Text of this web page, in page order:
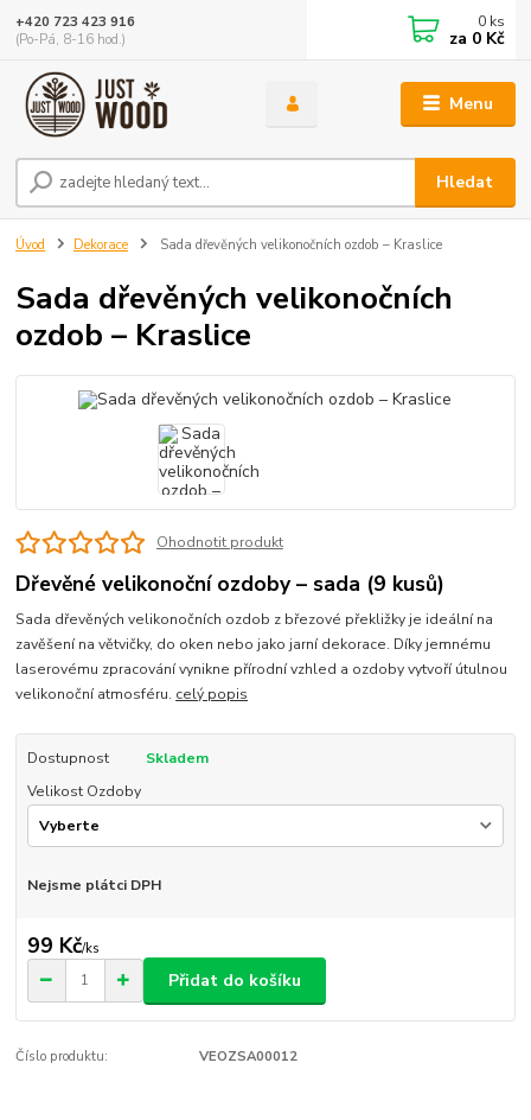
Menu
Hledat
+420 723 423 916
(Po-Pá, 8-16 hod.)
0 ks
za 0 Kč
Úvod Dekorace Sada dřevěných velikonočních ozdob – Kraslice
Sada dřevěných velikonočních
ozdob – Kraslice
Ohodnotit produkt
Dřevěné velikonoční ozdoby – sada (9 kusů)
Sada dřevěných velikonočních ozdob z březové překližky je ideální na
zavěšení na větvičky, do oken nebo jako jarní dekorace. Díky jemnému
laserovému zpracování vynikne přírodní vzhled a ozdoby vytvoří útulnou
velikonoční atmosféru. celý popis
Dostupnost
Skladem
Velikost Ozdoby
Nejsme plátci DPH
99 Kč/ks
Přidat do košíku
Číslo produktu: VEOZSA00012